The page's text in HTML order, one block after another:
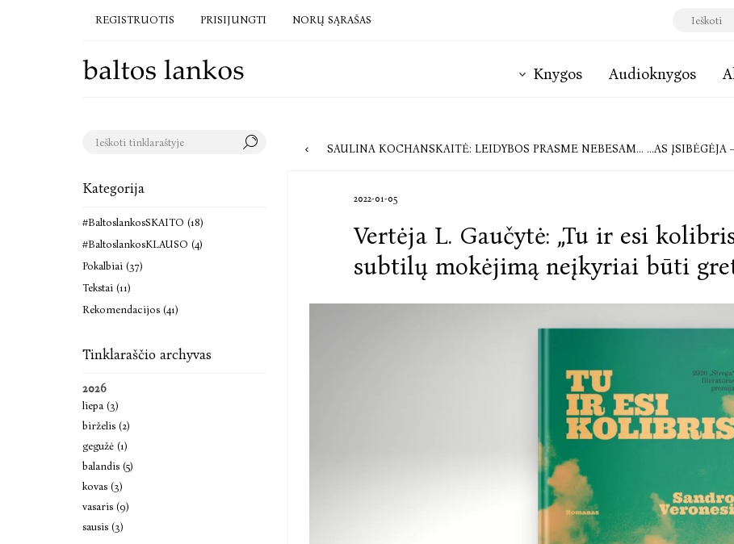
REGISTRUOTIS PRISIJUNGTI NORŲ SĄRAŠAS
Knygos Audioknygos
SAULINA KOCHANSKAITĖ: LEIDYBOS PRASME NEBESAME EUROPOS UŽKAMPIS ILIUSTRATORIŲ
2022-01-05
Vertėja L. Gaučytė: „Tu ir esi
subtilų mokėjimą neįkyriai būti
Kategorija
#BaltoslankosSKAITO (18)
#BaltoslankosKLAUSO (4)
Pokalbiai (37)
Tekstai (11)
Rekomendacijos (41)
Tinklaraščio archyvas
2026
liepa (3)
birželis (2)
gegužė (1)
balandis (5)
kovas (3)
vasaris (9)
sausis (3)